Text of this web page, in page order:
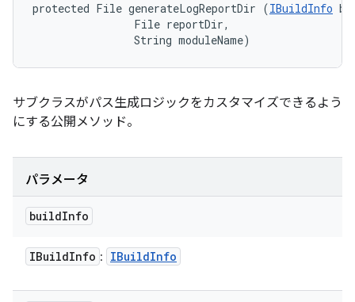
protected File generateLogReportDir (IBuildInfo
                File reportDir,
                String moduleName)
サブクラスがパス生成ロジックをカスタマイズできるよう
にする公開メソッド。
パラメータ
buildInfo
IBuildInfo : IBuildInfo